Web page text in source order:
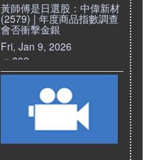
黃師傅是日選股：中偉新材
(2579) | 年度商品指數調查
會否衝擊金銀
Fri, Jan 9, 2026
602